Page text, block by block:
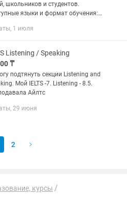
школьников и студентов.
языки и формат обучения:
казахский. Описание
1 июля
Listening / Speaking
₸
подтянуть секции Listening and
Мой IELTS -7. Listening - 8.5.
Айлтс
29 июня
2
курсы